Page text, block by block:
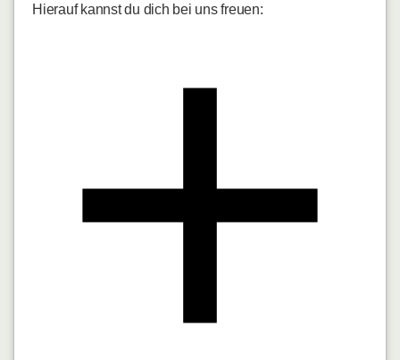
Hierauf kannst du dich bei uns freuen: